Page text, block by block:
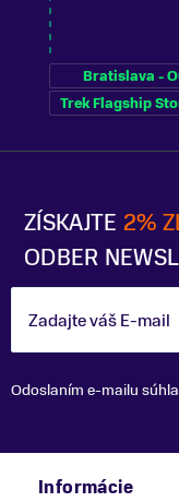
ZÍSKAJTE 2%
ODBER
Zadajte váš E-mail
Odoslaním e-mailu
Bratislava -
Trek Flagship
Informácie